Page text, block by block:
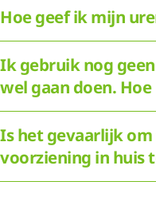
Hoe geef ik mijn
Ik gebruik nog
wel gaan doen.
Is het gevaarlijk
voorziening in huis